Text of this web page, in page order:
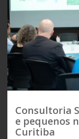
Consultoria
e pequenos
Curitiba